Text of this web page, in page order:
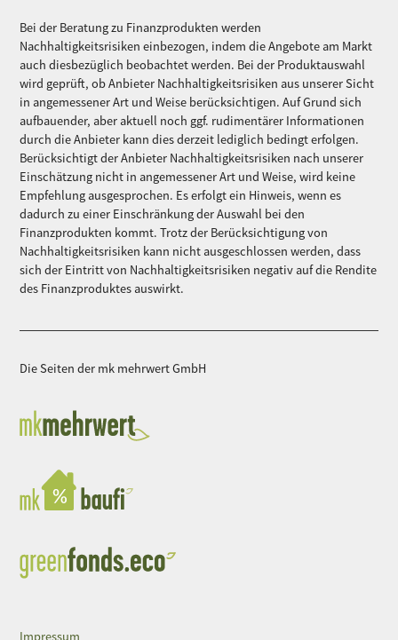
Bei der Beratung zu Finanzprodukten werden
Nachhaltigkeitsrisiken einbezogen, indem die Angebote am Markt
auch diesbezüglich beobachtet werden. Bei der Produktauswahl
wird geprüft, ob Anbieter Nachhaltigkeitsrisiken aus unserer Sicht
in angemessener Art und Weise berücksichtigen. Auf Grund sich
aufbauender, aber aktuell noch ggf. rudimentärer Informationen
durch die Anbieter kann dies derzeit lediglich bedingt erfolgen.
Berücksichtigt der Anbieter Nachhaltigkeitsrisiken nach unserer
Einschätzung nicht in angemessener Art und Weise, wird keine
Empfehlung ausgesprochen. Es erfolgt ein Hinweis, wenn es
dadurch zu einer Einschränkung der Auswahl bei den
Finanzprodukten kommt. Trotz der Berücksichtigung von
Nachhaltigkeitsrisiken kann nicht ausgeschlossen werden, dass
sich der Eintritt von Nachhaltigkeitsrisiken negativ auf die Rendite
des Finanzproduktes auswirkt.
Die Seiten der mk mehrwert GmbH